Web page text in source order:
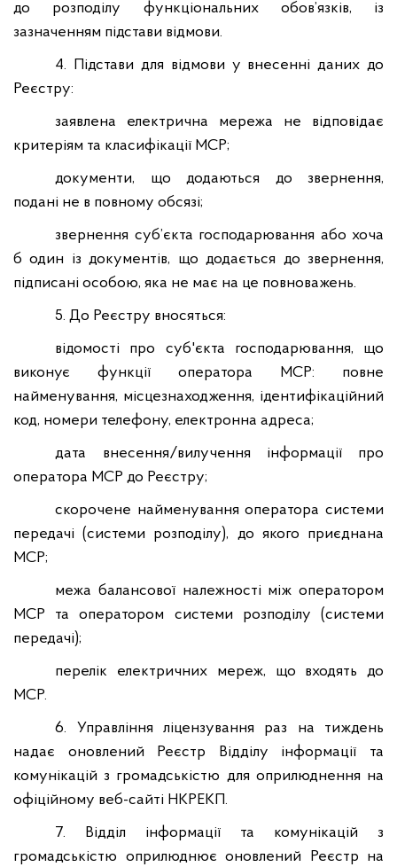
до розподілу функціональних обов’язків, із
зазначенням підстави відмови.
4. Підстави для відмови у внесенні даних до
Реєстру:
заявлена електрична мережа не відповідає
критеріям та класифікації МСР;
документи, що додаються до звернення,
подані не в повному обсязі;
звернення суб’єкта господарювання або хоча
б один із документів, що додається до звернення,
підписані особою, яка не має на це повноважень.
5. До Реєстру вносяться:
відомості про суб'єкта господарювання, що
виконує функції оператора МСР: повне
найменування, місцезнаходження, ідентифікаційний
код, номери телефону, електронна адреса;
дата внесення/вилучення інформації про
оператора МСР до Реєстру;
скорочене найменування оператора системи
передачі (системи розподілу), до якого приєднана
МСР;
межа балансової належності між оператором
МСР та оператором системи розподілу (системи
передачі);
перелік електричних мереж, що входять до
МСР.
6. Управління ліцензування раз на тиждень
надає оновлений Реєстр Відділу інформації та
комунікацій з громадськістю для оприлюднення на
офіційному веб-сайті НКРЕКП.
7. Відділ інформації та комунікацій з
громадськістю оприлюднює оновлений Реєстр на